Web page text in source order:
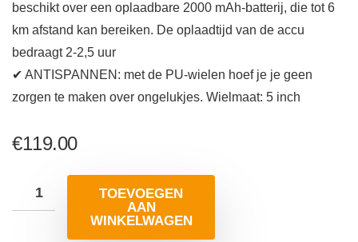
beschikt over een oplaadbare 2000 mAh-batterij, die tot 6
km afstand kan bereiken. De oplaadtijd van de accu
bedraagt 2-2,5 uur
✔ ANTISPANNEN: met de PU-wielen hoef je je geen
zorgen te maken over ongelukjes. Wielmaat: 5 inch
€119.00
TOEVOEGEN
AAN
WINKELWAGEN